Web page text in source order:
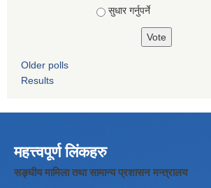
सुधार गर्नुपर्ने
Older polls
Results
महत्त्वपूर्ण लिंकहरु
सङ्घीय मामिला तथा सामान्य प्रशासन मन्त्रालय